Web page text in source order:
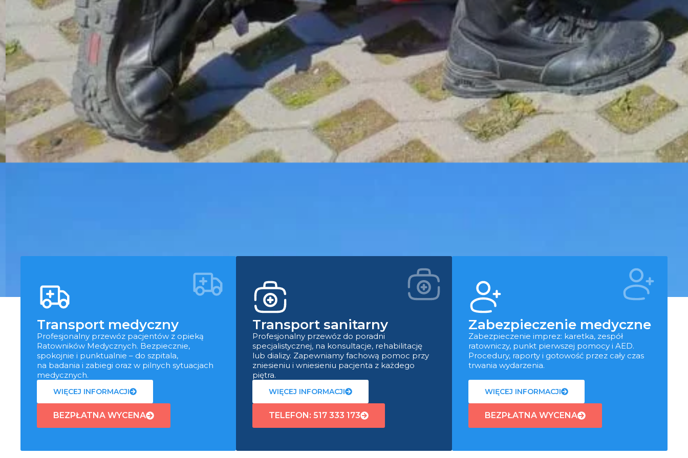
Transport medyczny
Profesjonalny przewóz pacjentów z opieką
Ratowników Medycznych. Bezpiecznie,
spokojnie i punktualnie – do szpitala,
na badania i zabiegi oraz w pilnych sytuacjach
medycznych.
WIĘCEJ INFORMACJI
BEZPŁATNA WYCENA
Transport sanitarny
Profesjonalny przewóz do poradni
specjalistycznej, na konsultacje, rehabilitację
lub dializy. Zapewniamy fachową pomoc przy
zniesieniu i wniesieniu pacjenta z każdego
piętra.
WIĘCEJ INFORMACJI
TELEFON: 517 333 173
Zabezpieczenie medyczne
Zabezpieczenie imprez: karetka, zespół
ratowniczy, punkt pierwszej pomocy i AED.
Procedury, raporty i gotowość przez cały czas
trwania wydarzenia.
WIĘCEJ INFORMACJI
BEZPŁATNA WYCENA